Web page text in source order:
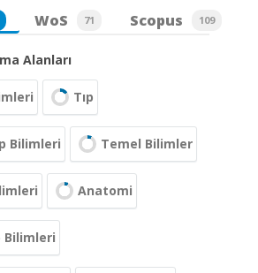
WoS 71 Scopus 109
Alanları
Tıp
Bilimleri Temel Bilimler
Anatomi
Bilimleri